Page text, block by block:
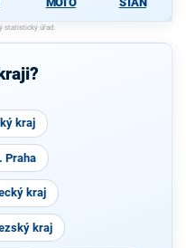
kraj
Praha
kraj
kraj